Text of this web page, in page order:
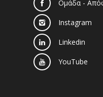
Ομάδα -
Instagram
Linkedin
YouTube